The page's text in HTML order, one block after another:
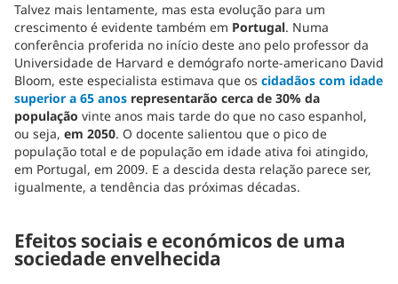
Talvez mais lentamente, mas esta evolução para um
crescimento é evidente também em Portugal. Numa
conferência proferida no início deste ano pelo professor da
Universidade de Harvard e demógrafo norte-americano David
Bloom, este especialista estimava que os cidadãos com idade
superior a 65 anos representarão cerca de 30% da
população vinte anos mais tarde do que no caso espanhol,
ou seja, em 2050. O docente salientou que o pico de
população total e de população em idade ativa foi atingido,
em Portugal, em 2009. E a descida desta relação parece ser,
igualmente, a tendência das próximas décadas.
Efeitos sociais e económicos de uma
sociedade envelhecida